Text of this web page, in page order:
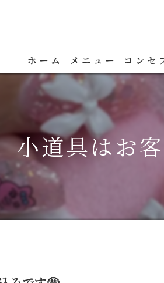
ホーム メニュー コンセ
小道具はお